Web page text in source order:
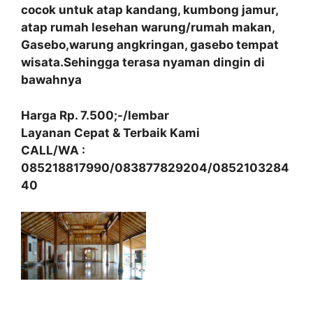
cocok untuk atap kandang, kumbong jamur,
atap rumah lesehan warung/rumah makan,
Gasebo,warung angkringan, gasebo tempat
wisata.Sehingga terasa nyaman dingin di
bawahnya
Harga Rp. 7.500;-/lembar
Layanan Cepat & Terbaik Kami
CALL/WA :
085218817990/083877829204/0852103284
40